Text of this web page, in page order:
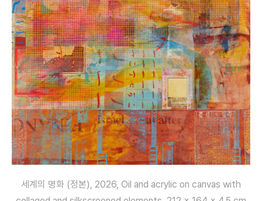
세계의 명화 (정본), 2026, Oil and acrylic on canvas with